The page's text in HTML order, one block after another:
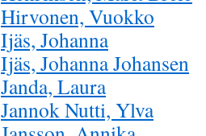
Hirvonen, Vuokko
Ijäs, Johanna
Ijäs, Johanna Johansen
Janda, Laura
Jannok Nutti, Ylva